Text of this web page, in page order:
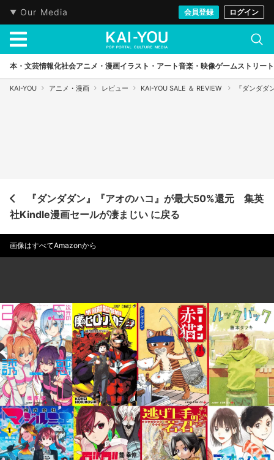
Our Media 会員登録 ログイン
本・文芸情報化社会アニメ・漫画イラスト・アート音楽・映像ゲームストリート
KAI-YOU アニメ・漫画 レビュー KAI-YOU SALE ＆ REVIEW 『ダンダ
『ダンダダン』『アオのハコ』が最大50%還元 集英
社Kindle漫画セールが凄まじい に戻る
画像はすべてAmazonから